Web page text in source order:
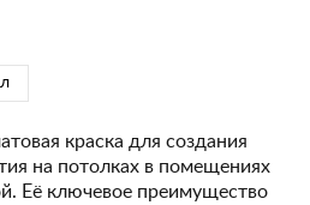
краска для создания
на потолках в помещениях
Её ключевое преимущество